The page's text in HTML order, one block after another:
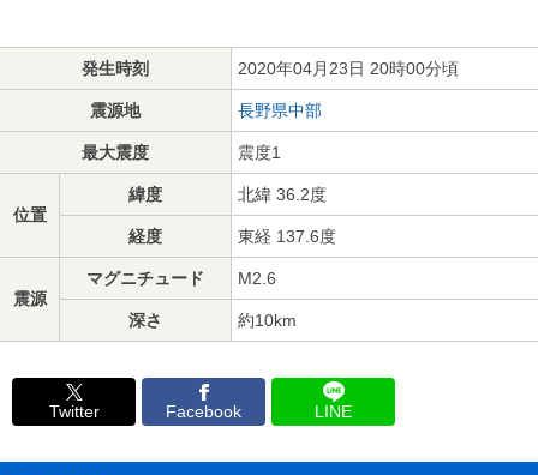
発生時刻 2020年04月23日 20時00分頃
震源地 長野県中部
最大震度 震度1
位置
緯度 北緯 36.2度
経度 東経 137.6度
震源
マグニチュード M2.6
深さ 約10km
Twitter Facebook LINE